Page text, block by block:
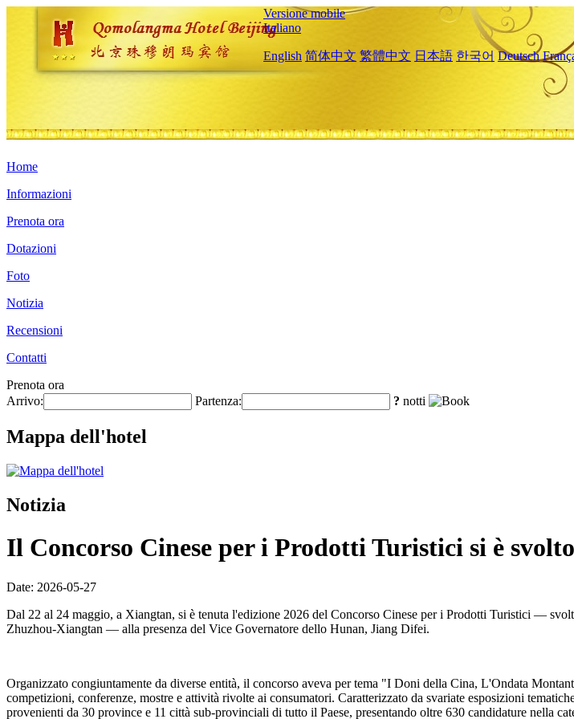
Versione mobile
Italiano
English 简体中文 繁體中文 日本語 한국어 Deutsch
Home
Informazioni
Prenota ora
Dotazioni
Foto
Notizia
Recensioni
Contatti
Prenota ora
Arrivo:
Partenza: ? notti
Mappa dell'hotel
Notizia
Il Concorso Cinese per i Prodotti Turistici si è
Date: 2026-05-27
Dal 22 al 24 maggio, a Xiangtan, si è tenuta l'edizione 2026 del Concorso Cinese per i Prodotti Turistici —
Zhuzhou-Xiangtan — alla presenza del Vice Governatore dello Hunan, Jiang Difei.
Organizzato congiuntamente da diverse entità, il concorso aveva per tema "I Doni della Cina, L'Ondata
competizioni, conferenze, mostre e attività rivolte ai consumatori. Caratterizzato da svariate esposizioni
provenienti da 30 province e 11 città sub-provinciali di tutto il Paese, presentando oltre 630 candidature nella